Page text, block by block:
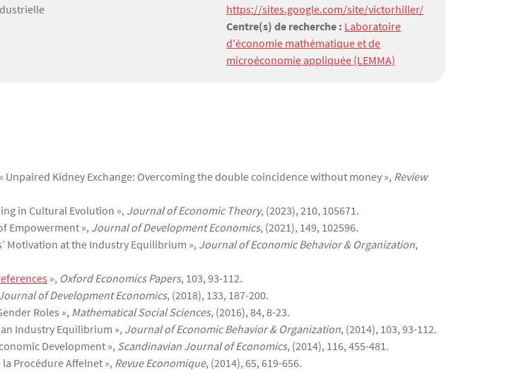
https://sites.google.com/site/victorhiller/
Centre(s) de recherche : Laboratoire
d'économie mathématique et de
microéconomie appliquée (LEMMA)
Unpaired Kidney Exchange: Overcoming the double coincidence without money », Review
in Cultural Evolution », Journal of Economic Theory, (2023), 210, 105671.
Empowerment », Journal of Development Economics, (2021), 149, 102596.
Motivation at the Industry Equilibrium », Journal of Economic Behavior & Organization,
», Oxford Economics Papers, 103, 93-112.
of Development Economics, (2018), 133, 187-200.
Roles », Mathematical Social Sciences, (2016), 84, 8-23.
Industry Equilibrium », Journal of Economic Behavior & Organization, (2014), 103, 93-112.
Development », Scandinavian Journal of Economics, (2014), 116, 455-481.
la Procédure Affelnet », Revue Economique, (2014), 65, 619-656.